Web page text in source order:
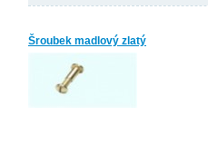
Šroubek madlový zlatý